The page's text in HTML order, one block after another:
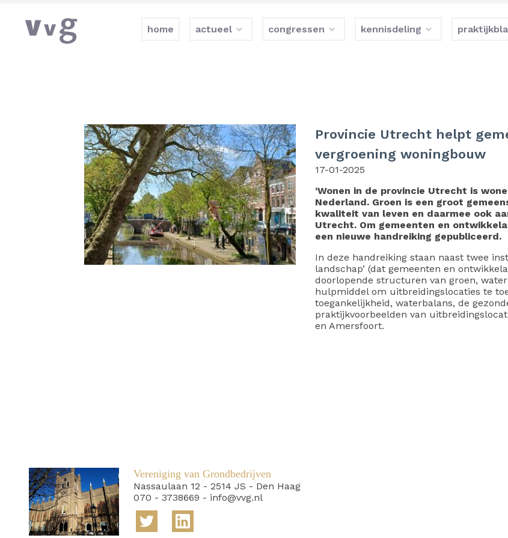
home actueel congressen kennisdeling
Provincie Utrecht helpt
vergroening woningbouw
17-01-2025
‘Wonen in de provincie Utrecht is
Nederland. Groen is een groot
kwaliteit van leven en daarmee ook
Utrecht. Om gemeenten en
een nieuwe handreiking gepubliceerd.
In deze handreiking staan naast twee
landschap’ (dat gemeenten en
doorlopende structuren van groen, water
hulpmiddel om uitbreidingslocaties te
toegankelijkheid, waterbalans, de
praktijkvoorbeelden van
en Amersfoort.
Vereniging van Grondbedrijven
Nassaulaan 12 - 2514 JS - Den Haag
070 - 3738669 - info@vvg.nl